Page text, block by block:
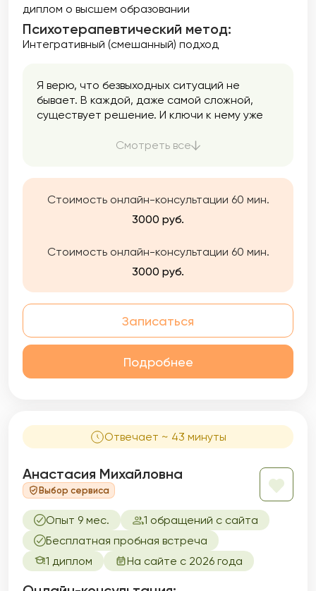
диплом о высшем образовании
Психотерапевтический метод:
Интегративный (смешанный) подход
Я верю, что безвыходных ситуаций не
бывает. В каждой, даже самой сложной,
существует решение. И ключи к нему уже
разобраться в этом в одиночку, и тогда
пониманием отношусь к каждому клиенту.
Моя цель — быть рядом и помочь вам найти в
работаю со взрослыми от 18 лет в
подходе, подбирая техники из разных
направлений, исходя из запроса и вашей
индивидуальности.
Смотреть все
Стоимость онлайн-консультации 60 мин.
3000 руб.
Стоимость онлайн-консультации 60 мин.
3000 руб.
Записаться
Подробнее
Отвечает ~ 43 минуты
Анастасия Михайловна
Выбор сервиса
Опыт 9 мес.
1 обращений с сайта
Бесплатная пробная встреча
1 диплом
На сайте с 2026 года